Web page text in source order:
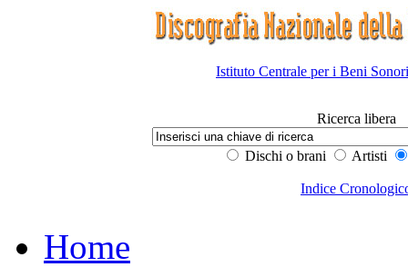
Istituto Centrale per i Beni
Ricerca libera
Dischi o brani Artisti
Indice
Home